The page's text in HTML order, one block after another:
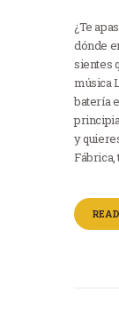
¿Te
dónde
sientes
música
batería
y